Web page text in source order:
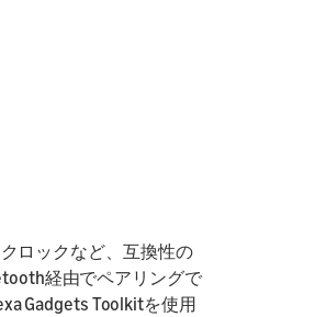
ロックなど、互換性の
経由でペアリングで
Gadgets Toolkitを使用